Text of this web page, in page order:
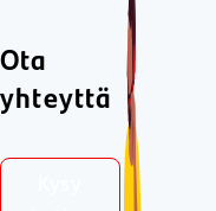
Ota
yhteyttä